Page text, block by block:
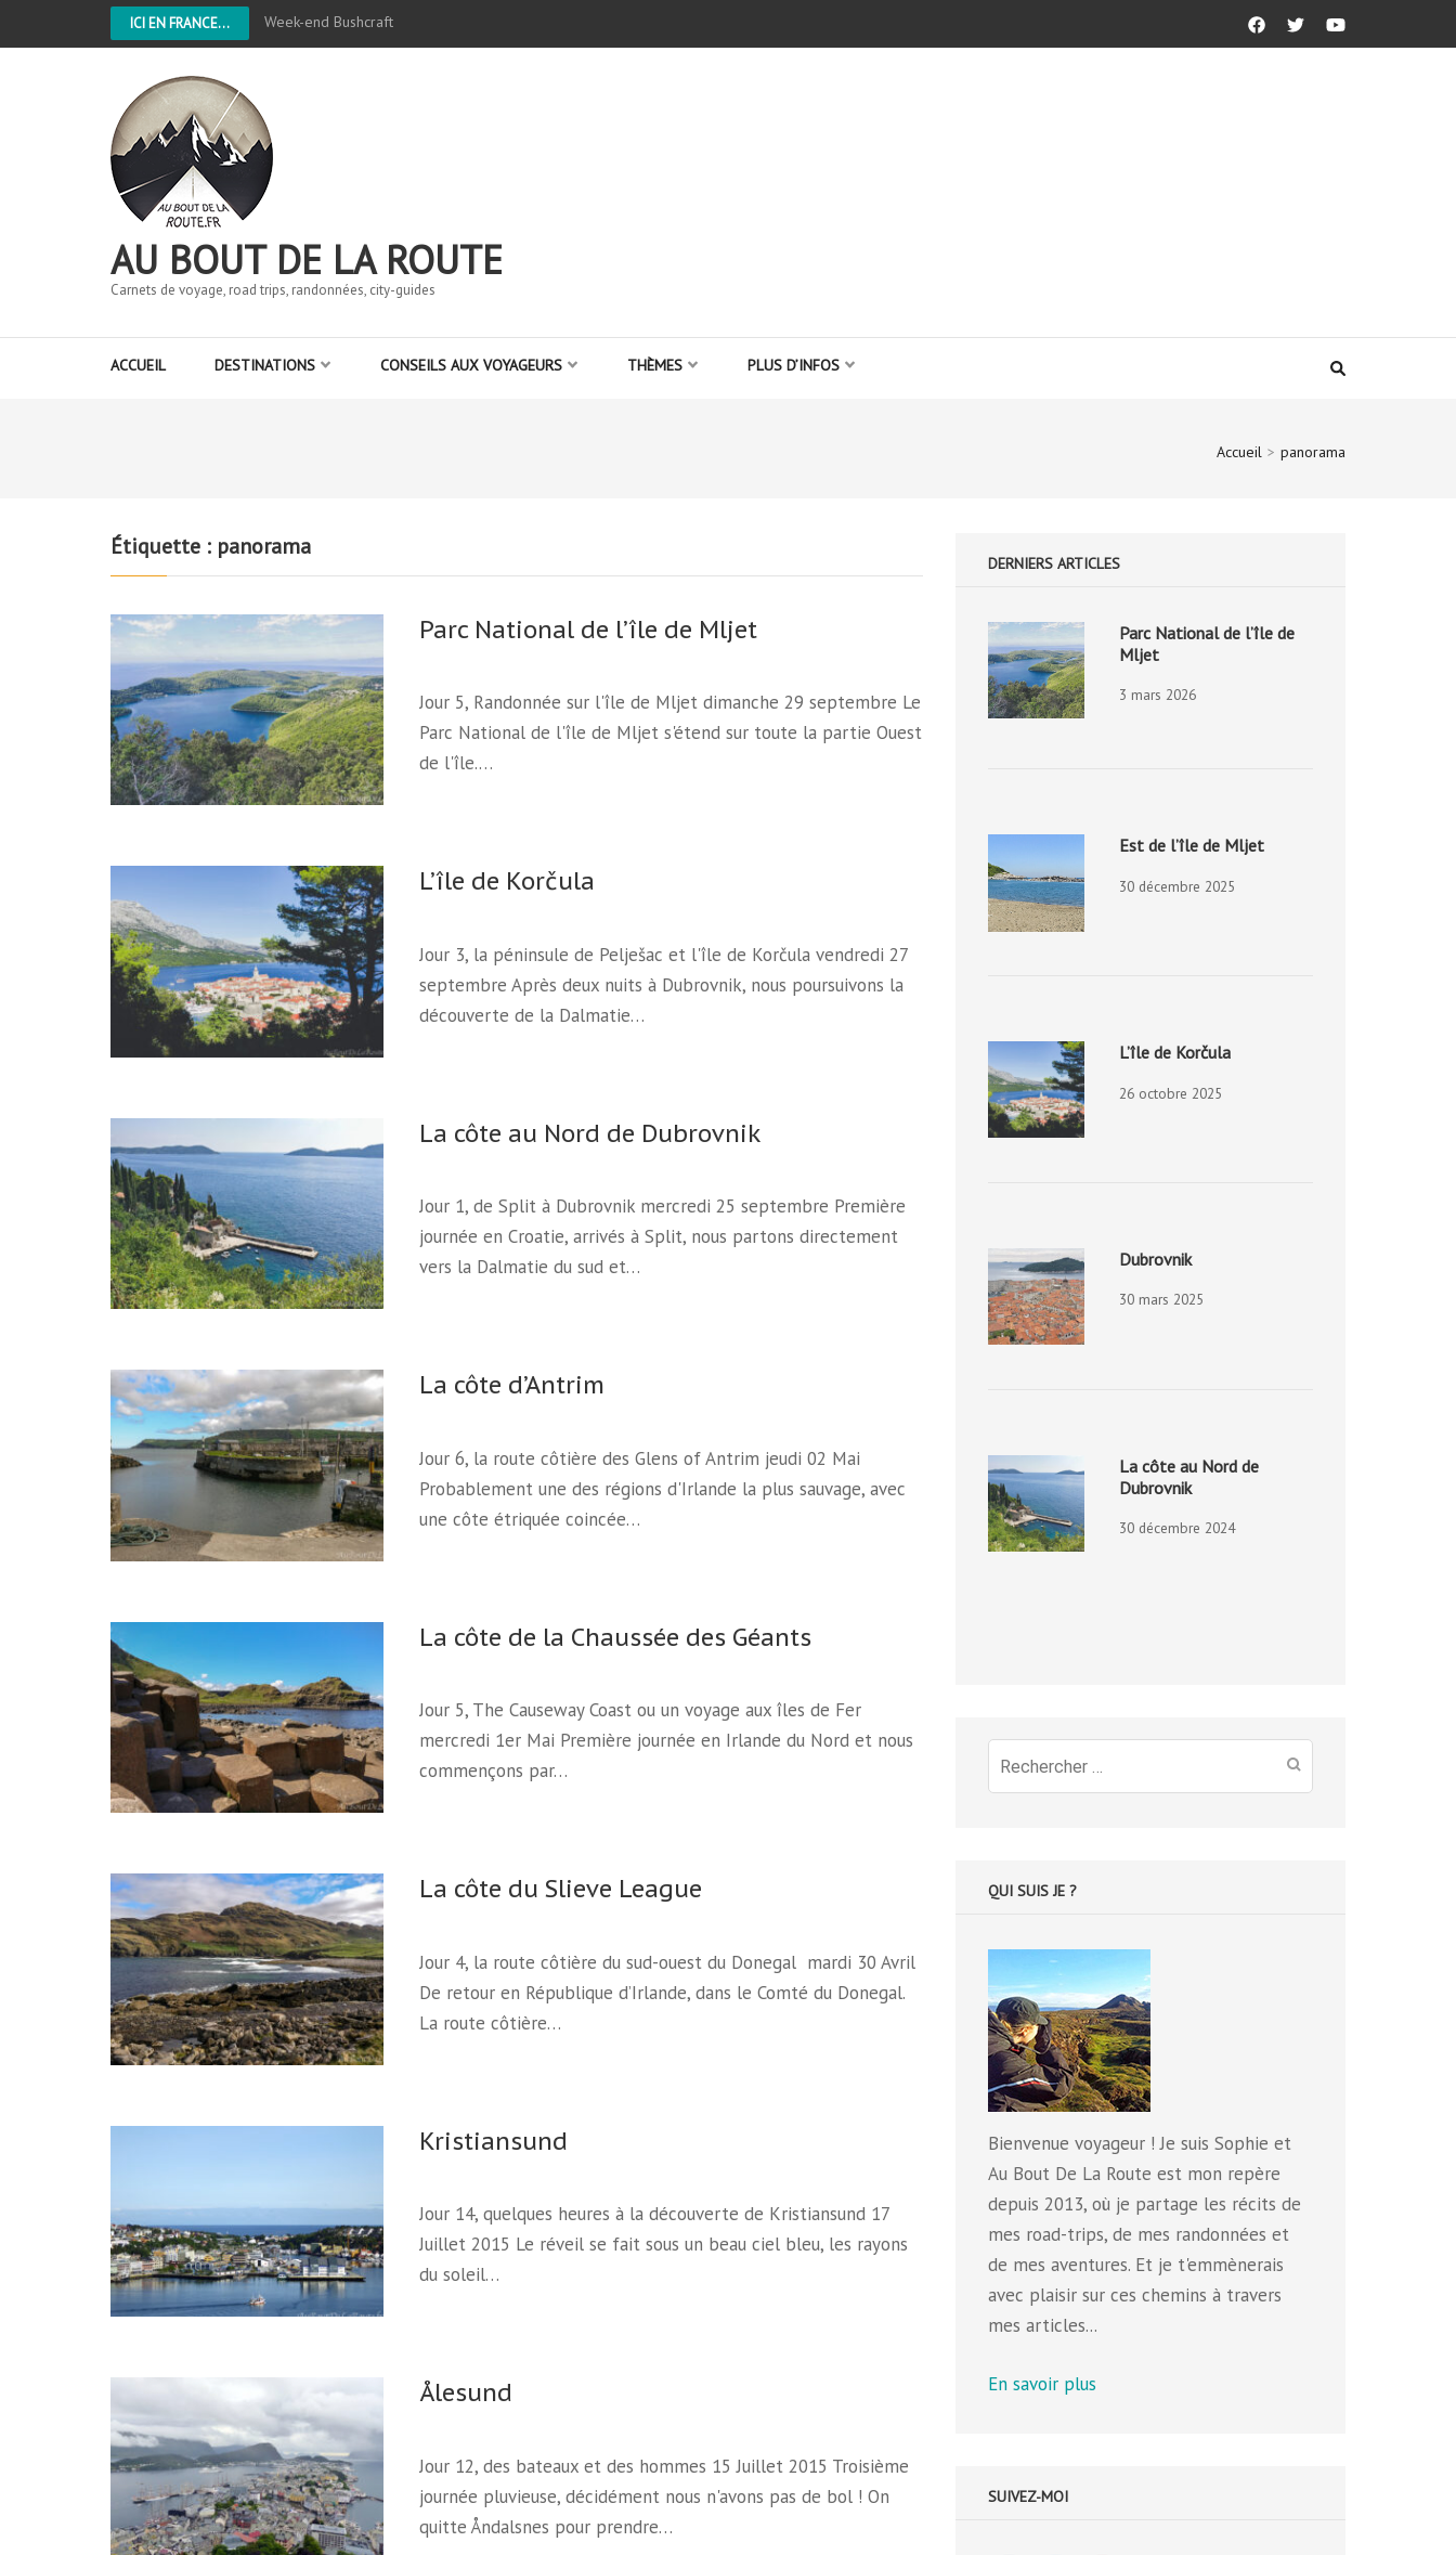
ICI EN FRANCE... Week-end Bushcraft
AU BOUT DE LA ROUTE
Carnets de voyage, road trips, randonnées, city-guides
ACCUEIL DESTINATIONS CONSEILS AUX VOYAGEURS THÈMES PLUS D’INFOS
Accueil > panorama
Étiquette : panorama
Parc National de l’île de Mljet
Jour 5, Randonnée sur l'île de Mljet dimanche 29 septembre Le
Parc National de l'île de Mljet s'étend sur toute la partie Ouest
de l'île.…
L’île de Korčula
Jour 3, la péninsule de Pelješac et l'île de Korčula vendredi 27
septembre Après deux nuits à Dubrovnik, nous poursuivons la
découverte de la Dalmatie…
La côte au Nord de Dubrovnik
Jour 1, de Split à Dubrovnik mercredi 25 septembre Première
journée en Croatie, arrivés à Split, nous partons directement
vers la Dalmatie du sud et…
La côte d’Antrim
Jour 6, la route côtière des Glens of Antrim jeudi 02 Mai
Probablement une des régions d'Irlande la plus sauvage, avec
une côte étriquée coincée…
La côte de la Chaussée des Géants
Jour 5, The Causeway Coast ou un voyage aux îles de Fer
mercredi 1er Mai Première journée en Irlande du Nord et nous
commençons par…
La côte du Slieve League
Jour 4, la route côtière du sud-ouest du Donegal mardi 30 Avril
De retour en République d’Irlande, dans le Comté du Donegal.
La route côtière…
Kristiansund
Jour 14, quelques heures à la découverte de Kristiansund 17
Juillet 2015 Le réveil se fait sous un beau ciel bleu, les rayons
du soleil…
Ålesund
Jour 12, des bateaux et des hommes 15 Juillet 2015 Troisième
journée pluvieuse, décidément nous n'avons pas de bol ! On
quitte Åndalsnes pour prendre…
DERNIERS ARTICLES
Parc National de l’île de
Mljet
3 mars 2026
Est de l’île de Mljet
30 décembre 2025
L’île de Korčula
26 octobre 2025
Dubrovnik
30 mars 2025
La côte au Nord de
Dubrovnik
30 décembre 2024
Recherche
pour
QUI SUIS JE ?
Bienvenue voyageur ! Je suis Sophie et
Au Bout De La Route est mon repère
depuis 2013, où je partage les récits de
mes road-trips, de mes randonnées et
de mes aventures. Et je t'emmènerais
avec plaisir sur ces chemins à travers
mes articles...
En savoir plus
SUIVEZ-MOI